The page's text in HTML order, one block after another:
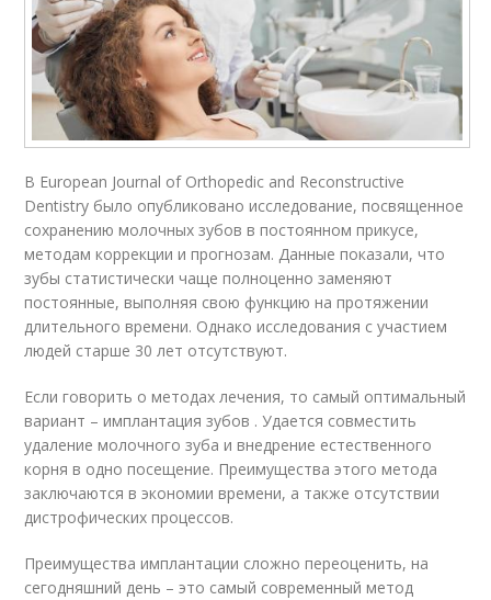
В European Journal of Orthopedic and Reconstructive
Dentistry было опубликовано исследование, посвященное
сохранению молочных зубов в постоянном прикусе,
методам коррекции и прогнозам. Данные показали, что
зубы статистически чаще полноценно заменяют
постоянные, выполняя свою функцию на протяжении
длительного времени. Однако исследования с участием
людей старше 30 лет отсутствуют.
Если говорить о методах лечения, то самый оптимальный
вариант – имплантация зубов . Удается совместить
удаление молочного зуба и внедрение естественного
корня в одно посещение. Преимущества этого метода
заключаются в экономии времени, а также отсутствии
дистрофических процессов.
Преимущества имплантации сложно переоценить, на
сегодняшний день – это самый современный метод